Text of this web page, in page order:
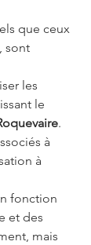
que ceux
, sont
les
le
.
à
à
fonction
et des
mais